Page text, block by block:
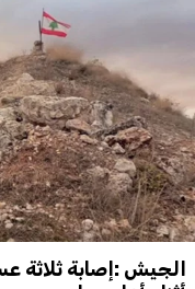
الجيش :إصابة ثلاثة